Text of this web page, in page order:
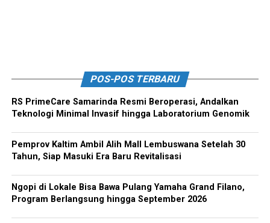
POS-POS TERBARU
RS PrimeCare Samarinda Resmi Beroperasi, Andalkan
Teknologi Minimal Invasif hingga Laboratorium Genomik
Pemprov Kaltim Ambil Alih Mall Lembuswana Setelah 30
Tahun, Siap Masuki Era Baru Revitalisasi
Ngopi di Lokale Bisa Bawa Pulang Yamaha Grand Filano,
Program Berlangsung hingga September 2026